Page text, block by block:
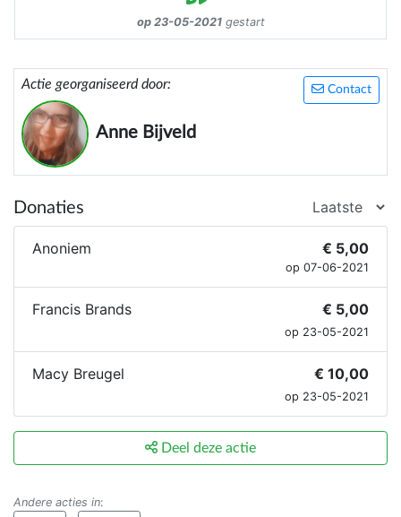
op 23-05-2021gestart
Contact
Actie georganiseerd door:
Anne Bijveld
Donaties
Anoniem € 5,00
op 07-06-2021
Francis Brands € 5,00
op 23-05-2021
Macy Breugel € 10,00
op 23-05-2021
Deel deze actie
Andere acties in: